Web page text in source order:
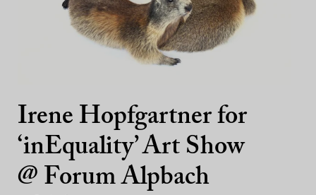
Irene Hopfgartner for
‘inEquality’ Art Show
@ Forum Alpbach